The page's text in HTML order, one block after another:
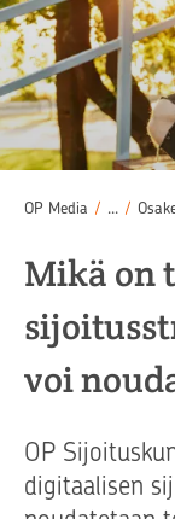
OP Media / ... /
Sijoittaminen
Mikä on
voi
OP
digitaalisen